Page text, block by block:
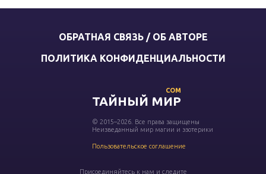
ОБРАТНАЯ СВЯЗЬ / ОБ АВТОРЕ
ПОЛИТИКА КОНФИДЕНЦИАЛЬНОСТИ
ТАЙНЫЙ МИР
COM
© 2015–2026. Все права защищены
Неизведанный мир магии и эзотерики
Пользовательское соглашение
Присоединяйтесь к нам и следите